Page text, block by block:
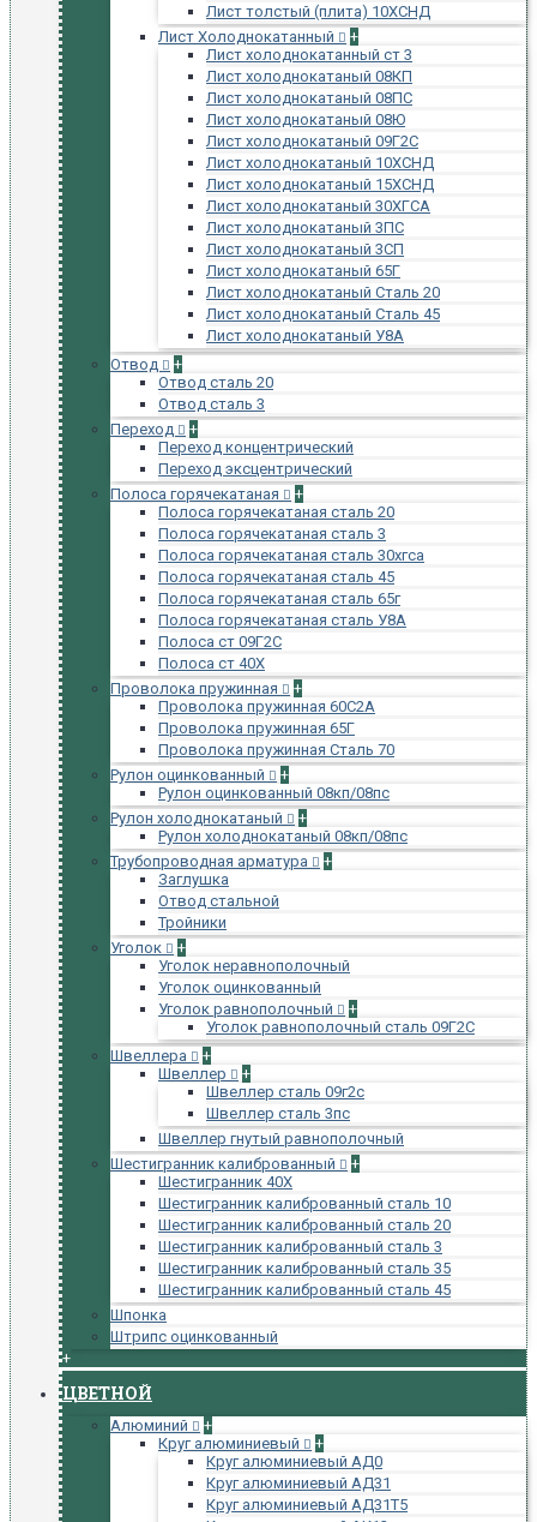
Лист толстый (плита) 10ХСНД
Лист Холоднокатанный
+
Лист холоднокатанный ст 3
Лист холоднокатаный 08КП
Лист холоднокатаный 08ПС
Лист холоднокатаный 08Ю
Лист холоднокатаный 09Г2С
Лист холоднокатаный 10ХСНД
Лист холоднокатаный 15ХСНД
Лист холоднокатаный 30ХГСА
Лист холоднокатаный 3ПС
Лист холоднокатаный 3СП
Лист холоднокатаный 65Г
Лист холоднокатаный Сталь 20
Лист холоднокатаный Сталь 45
Лист холоднокатаный У8А
Отвод
+
Отвод сталь 20
Отвод сталь 3
Переход
+
Переход концентрический
Переход эксцентрический
Полоса горячекатаная
+
Полоса горячекатаная сталь 20
Полоса горячекатаная сталь 3
Полоса горячекатаная сталь 30хгса
Полоса горячекатаная сталь 45
Полоса горячекатаная сталь 65г
Полоса горячекатаная сталь У8А
Полоса ст 09Г2С
Полоса ст 40Х
Проволока пружинная
+
Проволока пружинная 60С2А
Проволока пружинная 65Г
Проволока пружинная Сталь 70
Рулон оцинкованный
+
Рулон оцинкованный 08кп/08пс
Рулон холоднокатаный
+
Рулон холоднокатаный 08кп/08пс
Трубопроводная арматура
+
Заглушка
Отвод стальной
Тройники
Уголок
+
Уголок неравнополочный
Уголок оцинкованный
Уголок равнополочный
+
Уголок равнополочный сталь 09Г2С
Швеллера
+
Швеллер
+
Швеллер сталь 09г2с
Швеллер сталь 3пс
Швеллер гнутый равнополочный
Шестигранник калиброванный
+
Шестигранник 40Х
Шестигранник калиброванный сталь 10
Шестигранник калиброванный сталь 20
Шестигранник калиброванный сталь 3
Шестигранник калиброванный сталь 35
Шестигранник калиброванный сталь 45
Шпонка
Штрипс оцинкованный
+
ЦВЕТНОЙ
Алюминий
+
Круг алюминиевый
+
Круг алюминиевый АД0
Круг алюминиевый АД31
Круг алюминиевый АД31Т5